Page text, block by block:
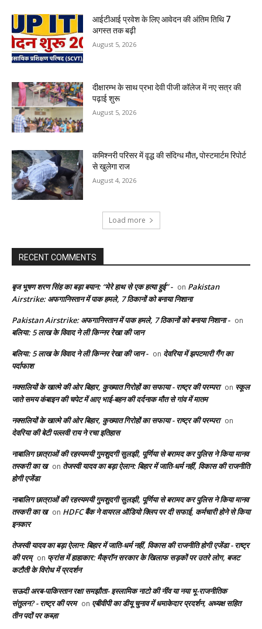
आईटीआई प्रवेश के लिए आवेदन की अंतिम तिथि 7
अगस्त तक बढ़ी
August 5, 2026
दीक्षारम्भ के साथ प्रभा देवी पीजी कॉलेज में नए सत्र की
पढ़ाई शुरू
August 5, 2026
कमिश्नरी परिसर में वृद्ध की संदिग्ध मौत, पोस्टमार्टम रिपोर्ट
से खुलेगा राज
August 4, 2026
Load more
RECENT COMMENTS
बृज भूषण शरण सिंह का बड़ा बयान: “मेरे हाथ से एक हत्या हुई” - on Pakistan
Airstrike: अफगानिस्तान में पाक हमले, 7 ठिकानों को बनाया निशाना
Pakistan Airstrike: अफगानिस्तान में पाक हमले, 7 ठिकानों को बनाया निशाना - on
बलिया: 5 लाख के विवाद ने ली किन्नर रेखा की जान
बलिया: 5 लाख के विवाद ने ली किन्नर रेखा की जान - on देवरिया में झपटमारी गैंग का
पर्दाफाश
नक्सलियों के खात्मे की ओर बिहार, कुख्यात गिरोहों का सफाया - राष्ट्र की परम्परा on स्कूल
जाते समय कंबाइन की चपेट में आए भाई-बहन की दर्दनाक मौत से गांव में मातम
नक्सलियों के खात्मे की ओर बिहार, कुख्यात गिरोहों का सफाया - राष्ट्र की परम्परा on
देवरिया की बेटी पल्लवी राय ने रचा इतिहास
नाबालिग छात्राओं की रहस्यमयी गुमशुदगी सुलझी, पूर्णिया से बरामद कर पुलिस ने किया मानव
तस्करी का ख on तेजस्वी यादव का बड़ा ऐलान: बिहार में जाति-धर्म नहीं, विकास की राजनीति
होगी एजेंडा
नाबालिग छात्राओं की रहस्यमयी गुमशुदगी सुलझी, पूर्णिया से बरामद कर पुलिस ने किया मानव
तस्करी का ख on HDFC बैंक ने वायरल ऑडियो क्लिप पर दी सफाई, कर्मचारी होने से किया
इनकार
तेजस्वी यादव का बड़ा ऐलान: बिहार में जाति-धर्म नहीं, विकास की राजनीति होगी एजेंडा - राष्ट्र
की परम् on फ्रांस में हाहाकार: मैक्रॉन सरकार के खिलाफ सड़कों पर उतरे लोग, बजट
कटौती के विरोध में प्रदर्शन
सऊदी अरब-पाकिस्तान रक्षा समझौता- इस्लामिक नाटो की नींव या नया भू-राजनीतिक
संतुलन? - राष्ट्र की परम on एबीवीपी का डीयू चुनाव में धमाकेदार प्रदर्शन, अध्यक्ष सहित
तीन पदों पर कब्ज़ा